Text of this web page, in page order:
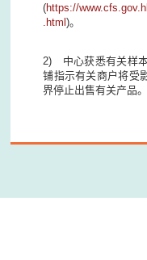
(https://
.html)。
2) 中心获悉有关样
铺指示有关商户将受
界停止出售有关产品